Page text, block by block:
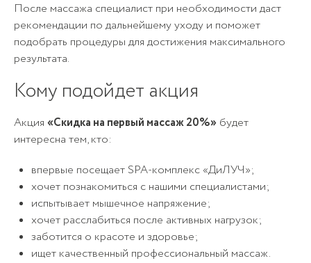
После массажа специалист при необходимости даст
рекомендации по дальнейшему уходу и поможет
подобрать процедуры для достижения максимального
результата.
Кому подойдет акция
Акция «Скидка на первый массаж 20%» будет
интересна тем, кто:
впервые посещает SPA-комплекс «ДиЛУЧ»;
хочет познакомиться с нашими специалистами;
испытывает мышечное напряжение;
хочет расслабиться после активных нагрузок;
заботится о красоте и здоровье;
ищет качественный профессиональный массаж.